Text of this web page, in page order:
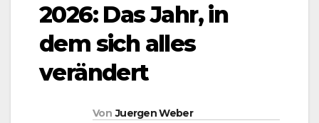
2026: Das Jahr, in
dem sich alles
verändert
Von Juergen Weber